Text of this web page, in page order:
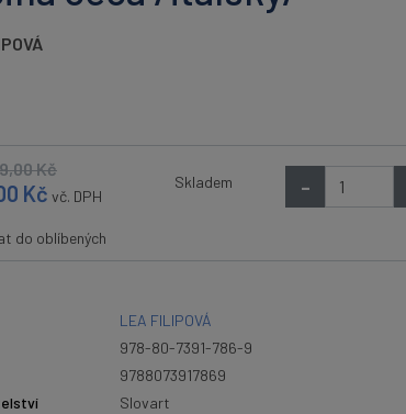
Kč
Kč vč. DPH
Skladem -
do oblíbených
LEA FILIPOVÁ
978-80-7391-786-9
9788073917869
Slovart